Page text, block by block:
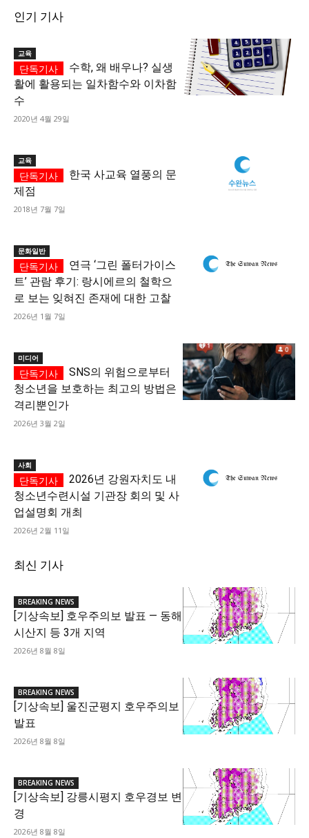
인기 기사
교육
수학, 왜 배우나? 실생
활에 활용되는 일차함수와 이차함
수
2020년 4월 29일
교육
한국 사교육 열풍의 문
제점
2018년 7월 7일
문화일반
연극 ‘그린 폴터가이스
트’ 관람 후기: 랑시에르의 철학으
로 보는 잊혀진 존재에 대한 고찰
2026년 1월 7일
미디어
SNS의 위험으로부터
청소년을 보호하는 최고의 방법은
격리뿐인가
2026년 3월 2일
사회
2026년 강원자치도 내
청소년수련시설 기관장 회의 및 사
업설명회 개최
2026년 2월 11일
최신 기사
BREAKING NEWS
[기상속보] 호우주의보 발표 — 동해
시산지 등 3개 지역
2026년 8월 8일
BREAKING NEWS
[기상속보] 울진군평지 호우주의보
발표
2026년 8월 8일
BREAKING NEWS
[기상속보] 강릉시평지 호우경보 변
경
2026년 8월 8일